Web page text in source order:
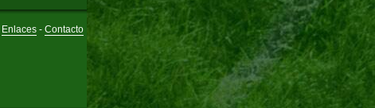
Enlaces- Contacto